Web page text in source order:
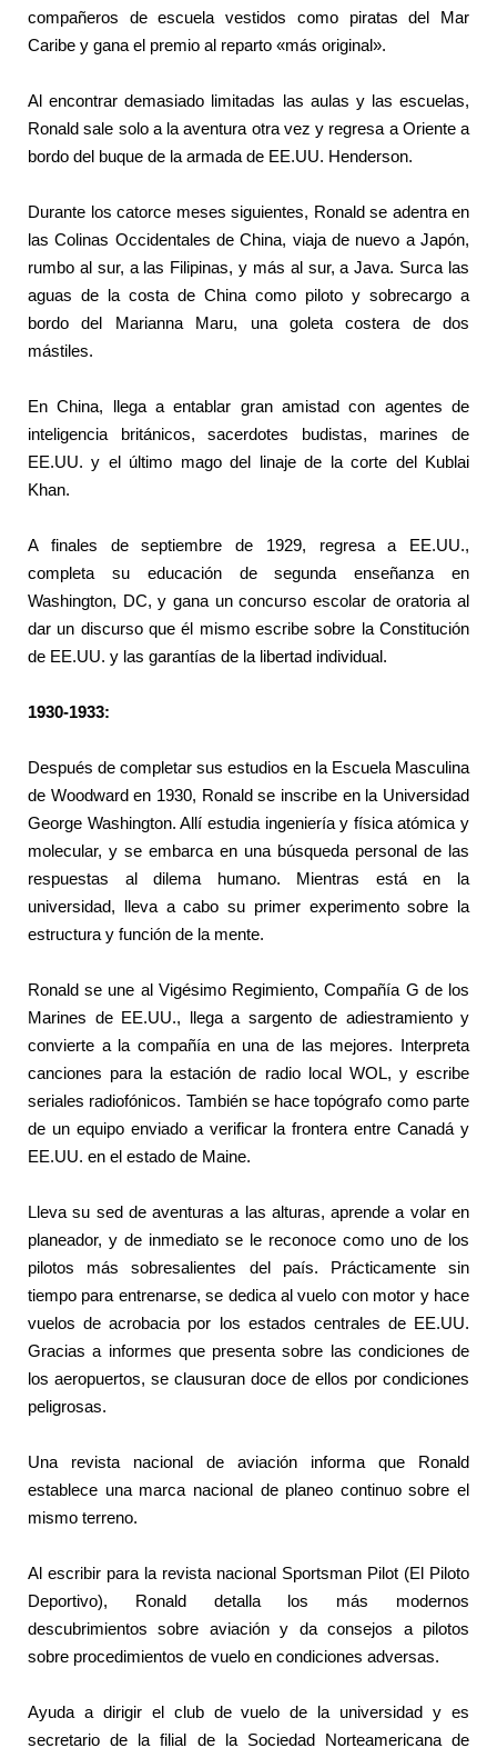
compañeros de escuela vestidos como piratas del Mar
Caribe y gana el premio al reparto «más original».
Al encontrar demasiado limitadas las aulas y las escuelas,
Ronald sale solo a la aventura otra vez y regresa a Oriente a
bordo del buque de la armada de EE.UU. Henderson.
Durante los catorce meses siguientes, Ronald se adentra en
las Colinas Occidentales de China, viaja de nuevo a Japón,
rumbo al sur, a las Filipinas, y más al sur, a Java. Surca las
aguas de la costa de China como piloto y sobrecargo a
bordo del Marianna Maru, una goleta costera de dos
mástiles.
En China, llega a entablar gran amistad con agentes de
inteligencia británicos, sacerdotes budistas, marines de
EE.UU. y el último mago del linaje de la corte del Kublai
Khan.
A finales de septiembre de 1929, regresa a EE.UU.,
completa su educación de segunda enseñanza en
Washington, DC, y gana un concurso escolar de oratoria al
dar un discurso que él mismo escribe sobre la Constitución
de EE.UU. y las garantías de la libertad individual.
1930-1933:
Después de completar sus estudios en la Escuela Masculina
de Woodward en 1930, Ronald se inscribe en la Universidad
George Washington. Allí estudia ingeniería y física atómica y
molecular, y se embarca en una búsqueda personal de las
respuestas al dilema humano. Mientras está en la
universidad, lleva a cabo su primer experimento sobre la
estructura y función de la mente.
Ronald se une al Vigésimo Regimiento, Compañía G de los
Marines de EE.UU., llega a sargento de adiestramiento y
convierte a la compañía en una de las mejores. Interpreta
canciones para la estación de radio local WOL, y escribe
seriales radiofónicos. También se hace topógrafo como parte
de un equipo enviado a verificar la frontera entre Canadá y
EE.UU. en el estado de Maine.
Lleva su sed de aventuras a las alturas, aprende a volar en
planeador, y de inmediato se le reconoce como uno de los
pilotos más sobresalientes del país. Prácticamente sin
tiempo para entrenarse, se dedica al vuelo con motor y hace
vuelos de acrobacia por los estados centrales de EE.UU.
Gracias a informes que presenta sobre las condiciones de
los aeropuertos, se clausuran doce de ellos por condiciones
peligrosas.
Una revista nacional de aviación informa que Ronald
establece una marca nacional de planeo continuo sobre el
mismo terreno.
Al escribir para la revista nacional Sportsman Pilot (El Piloto
Deportivo), Ronald detalla los más modernos
descubrimientos sobre aviación y da consejos a pilotos
sobre procedimientos de vuelo en condiciones adversas.
Ayuda a dirigir el club de vuelo de la universidad y es
secretario de la filial de la Sociedad Norteamericana de